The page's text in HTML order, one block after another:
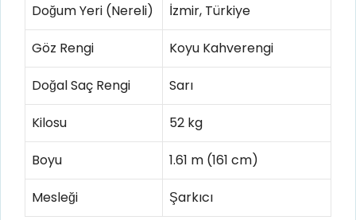
Doğum Yeri (Nereli) İzmir, Türkiye
Göz Rengi Koyu Kahverengi
Doğal Saç Rengi Sarı
Kilosu 52 kg
Boyu 1.61 m (161 cm)
Mesleği Şarkıcı